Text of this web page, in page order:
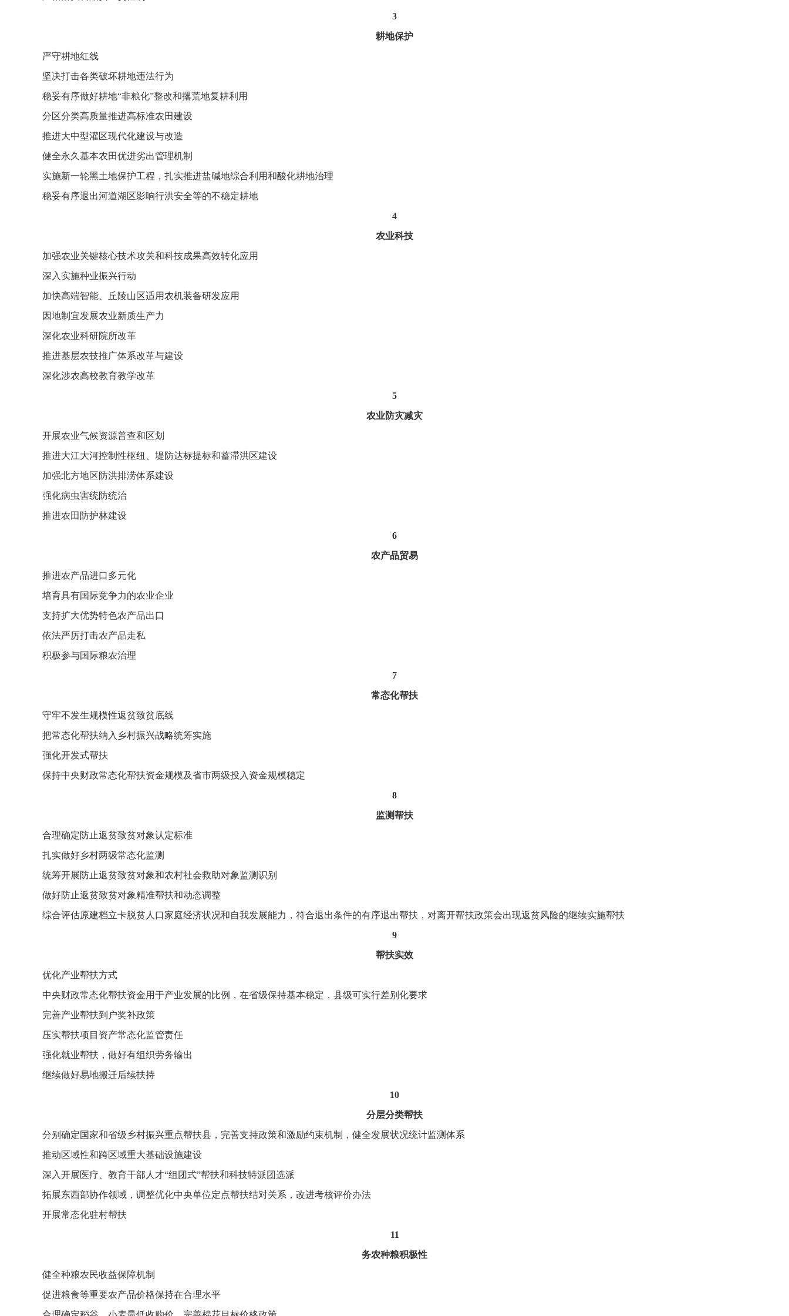
3
耕地保护
严守耕地红线
坚决打击各类破坏耕地违法行为
稳妥有序做好耕地“非粮化”整改和撂荒地复耕利用
分区分类高质量推进高标准农田建设
推进大中型灌区现代化建设与改造
健全永久基本农田优进劣出管理机制
实施新一轮黑土地保护工程，扎实推进盐碱地综合利用和酸化耕地治理
稳妥有序退出河道湖区影响行洪安全等的不稳定耕地
4
农业科技
加强农业关键核心技术攻关和科技成果高效转化应用
深入实施种业振兴行动
加快高端智能、丘陵山区适用农机装备研发应用
因地制宜发展农业新质生产力
深化农业科研院所改革
推进基层农技推广体系改革与建设
深化涉农高校教育教学改革
5
农业防灾减灾
开展农业气候资源普查和区划
推进大江大河控制性枢纽、堤防达标提标和蓄滞洪区建设
加强北方地区防洪排涝体系建设
强化病虫害统防统治
推进农田防护林建设
6
农产品贸易
推进农产品进口多元化
培育具有国际竞争力的农业企业
支持扩大优势特色农产品出口
依法严厉打击农产品走私
积极参与国际粮农治理
7
常态化帮扶
守牢不发生规模性返贫致贫底线
把常态化帮扶纳入乡村振兴战略统筹实施
强化开发式帮扶
保持中央财政常态化帮扶资金规模及省市两级投入资金规模稳定
8
监测帮扶
合理确定防止返贫致贫对象认定标准
扎实做好乡村两级常态化监测
统筹开展防止返贫致贫对象和农村社会救助对象监测识别
做好防止返贫致贫对象精准帮扶和动态调整
综合评估原建档立卡脱贫人口家庭经济状况和自我发展能力，符合退出条件的有序退出帮扶，对离开帮扶政策会出现返贫风险的继续实施帮扶
9
帮扶实效
优化产业帮扶方式
中央财政常态化帮扶资金用于产业发展的比例，在省级保持基本稳定，县级可实行差别化要求
完善产业帮扶到户奖补政策
压实帮扶项目资产常态化监管责任
强化就业帮扶，做好有组织劳务输出
继续做好易地搬迁后续扶持
10
分层分类帮扶
分别确定国家和省级乡村振兴重点帮扶县，完善支持政策和激励约束机制，健全发展状况统计监测体系
推动区域性和跨区域重大基础设施建设
深入开展医疗、教育干部人才“组团式”帮扶和科技特派团选派
拓展东西部协作领域，调整优化中央单位定点帮扶结对关系，改进考核评价办法
开展常态化驻村帮扶
11
务农种粮积极性
健全种粮农民收益保障机制
促进粮食等重要农产品价格保持在合理水平